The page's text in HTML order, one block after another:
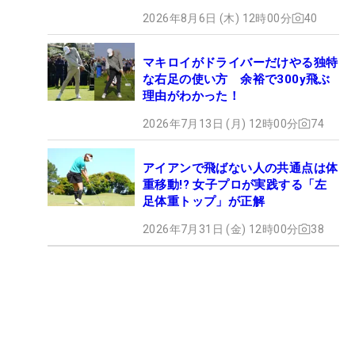
2026年8月6日 (木) 12時00分 40
マキロイがドライバーだけやる独特
な右足の使い方 余裕で300y飛ぶ
理由がわかった！
2026年7月13日 (月) 12時00分 74
アイアンで飛ばない人の共通点は体
重移動!? 女子プロが実践する「左
足体重トップ」が正解
2026年7月31日 (金) 12時00分 38